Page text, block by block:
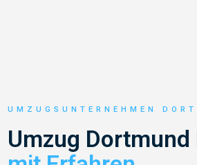
UMZUGSUNTERNEHMEN
Umzug Dortmund